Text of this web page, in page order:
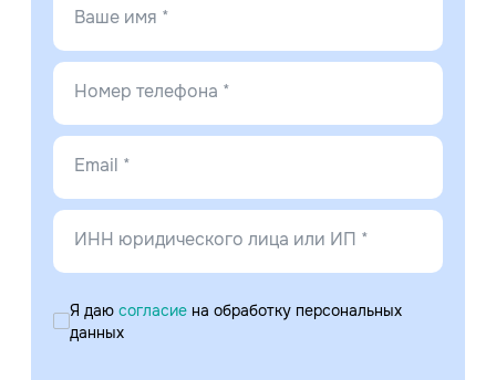
Ваше имя *
Номер телефона *
Email *
ИНН юридического лица или ИП *
Я даю согласие на обработку персональных
данных